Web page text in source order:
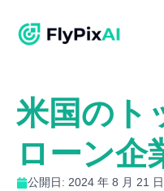
米国のト
ローン企
公開日: 2024 年 8 月 21 日